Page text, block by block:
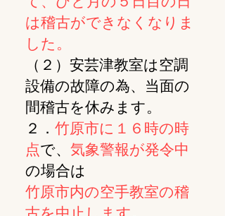
は稽古ができなくなりま
した。
（２）安芸津教室は空調
設備の故障の為、当面の
間稽古を休みます。
２． 竹原市に１６時の時
点で、 気象警報が発令中
の場合は
竹原市内の空手教室の稽